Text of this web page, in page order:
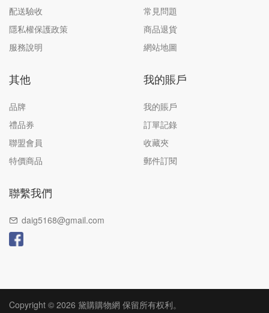
配送驗收
隱私權保護政策
服務說明
常見問題
商品退貨
網站地圖
其他
品牌
禮品券
聯盟會員
特價商品
我的賬戶
我的賬戶
訂單記錄
收藏夾
郵件訂閱
聯繫我們
daig5168@gmail.com
Copyright © 2026 黛購購物網 保留所有权利。